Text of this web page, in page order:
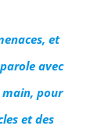
et
avec
main, pour
et des